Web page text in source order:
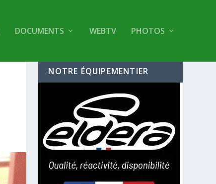
DOCUMENTS WEBTV PHOTOS
NOTRE ÉQUIPEMENTIER